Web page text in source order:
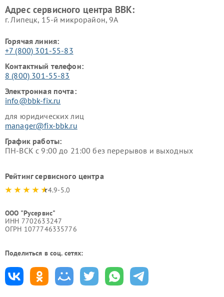
Адрес сервисного центра BBK:
г. Липецк, 15-й микрорайон, 9А
Горячая линия:
+7 (800) 301-55-83
Контактный телефон:
8 (800) 301-55-83
Электронная почта:
info@bbk-fix.ru
для юридических лиц
manager@fix-bbk.ru
График работы:
ПН-ВСК с 9:00 до 21:00 без перерывов и выходных
Рейтинг сервисного центра
4.9-5.0
ООО "Русервис"
ИНН 7702633247
ОГРН 1077746335776
Поделиться в соц. сетях: